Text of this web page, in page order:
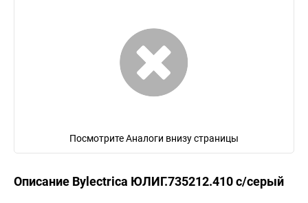
Посмотрите Аналоги внизу страницы
Описание Bylectrica ЮЛИГ.735212.410 с/серый